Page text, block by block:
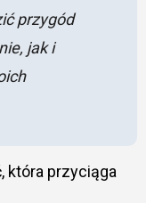
przygód
jak i
która przyciąga